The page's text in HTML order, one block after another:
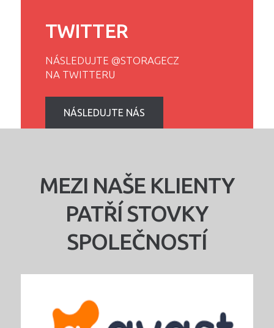
TWITTER
NÁSLEDUJTE @STORAGECZ
NA TWITTERU
NÁSLEDUJTE NÁS
MEZI NAŠE KLIENTY
PATŘÍ STOVKY
SPOLEČNOSTÍ